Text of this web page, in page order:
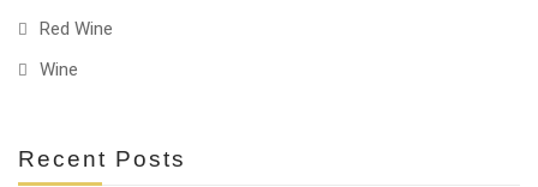
Red Wine
Wine
Recent Posts